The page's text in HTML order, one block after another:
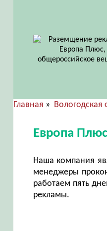
Главная » Вологодская
Европа
Наша компания
менеджеры
работаем пять
рекламы.